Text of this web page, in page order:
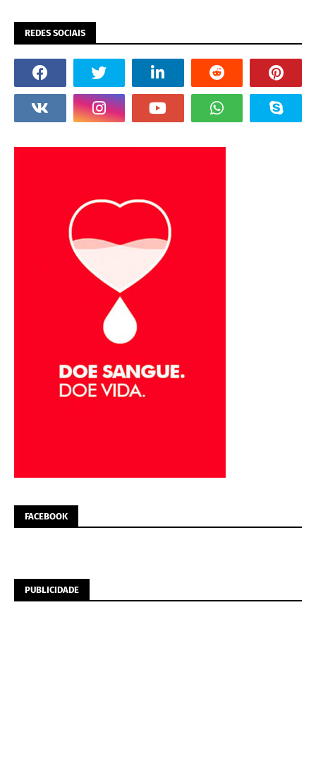
REDES SOCIAIS
FACEBOOK
PUBLICIDADE